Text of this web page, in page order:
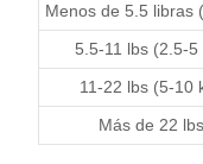
Menos de 5.5 libras
5.5-11 lbs (2.5-5
11-22 lbs (5-10
Más de 22 lbs